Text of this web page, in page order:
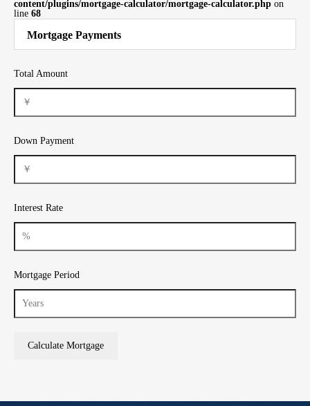
content/plugins/mortgage-calculator/mortgage-calculator.php on
line 68
Mortgage Payments
Total Amount
Down Payment
Interest Rate
Mortgage Period